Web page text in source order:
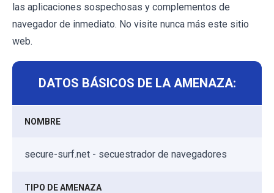
las aplicaciones sospechosas y complementos de
navegador de inmediato. No visite nunca más este sitio
web.
DATOS BÁSICOS DE LA AMENAZA:
NOMBRE
secure-surf.net - secuestrador de navegadores
TIPO DE AMENAZA